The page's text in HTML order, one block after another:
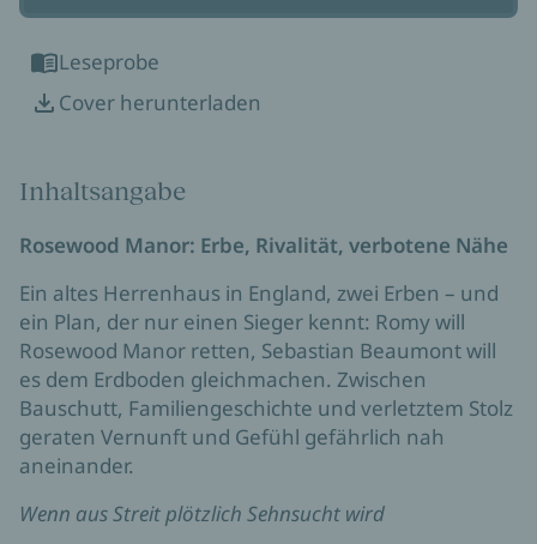
Leseprobe
Cover herunterladen
Inhaltsangabe
Rosewood Manor: Erbe, Rivalität, verbotene Nähe
Ein altes Herrenhaus in England, zwei Erben – und
ein Plan, der nur einen Sieger kennt: Romy will
Rosewood Manor retten, Sebastian Beaumont will
es dem Erdboden gleichmachen. Zwischen
Bauschutt, Familiengeschichte und verletztem Stolz
geraten Vernunft und Gefühl gefährlich nah
aneinander.
Wenn aus Streit plötzlich Sehnsucht wird